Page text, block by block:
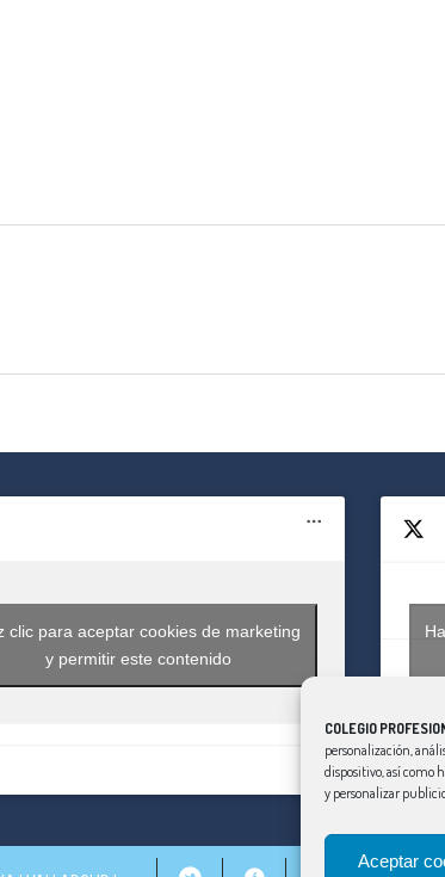
COLEGIO
personalización,
dispositivo, así como
y personalizar
Aceptar
clic para aceptar cookies de marketing
y permitir este contenido